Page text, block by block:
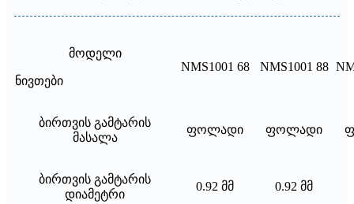
მოდელი
ნივთები
NMS1001 68 NMS1001 88
ბირთვის გამტარის
მასალა
ფოლადი ფოლადი
ბირთვის გამტარის
დიამეტრი
0.92 მმ 0.92 მმ